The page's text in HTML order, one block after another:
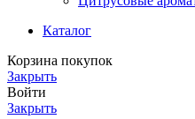
Каталог
Корзина покупок
Закрыть
Войти
Закрыть